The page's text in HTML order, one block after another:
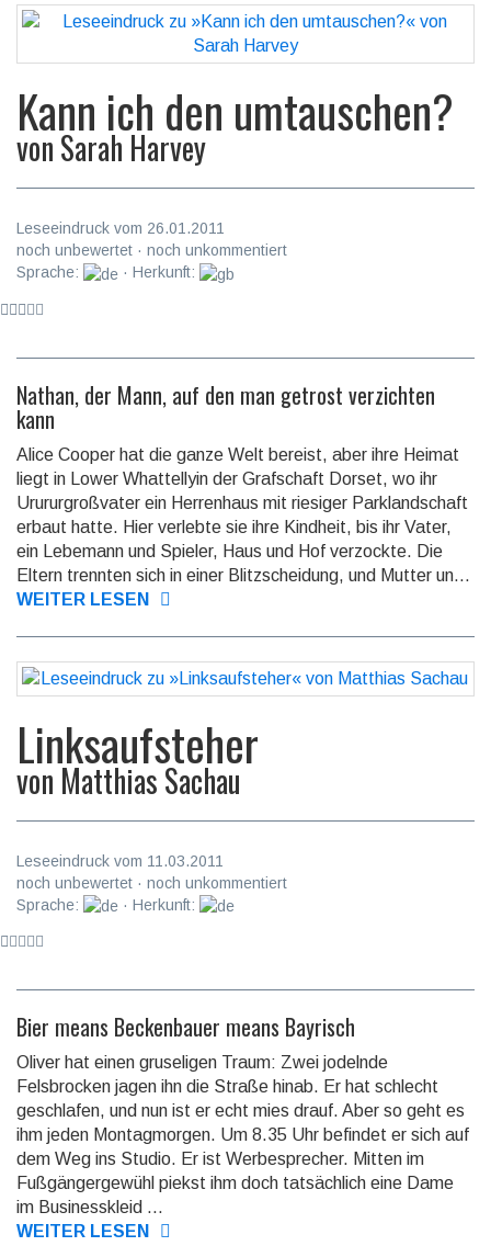
Kann ich den umtauschen?
vonSarah Harvey
Leseeindruck vom 26.01.2011
noch unbewertet · noch unkommentiert
Sprache:
· Herkunft:
Nathan, der Mann, auf den man getrost verzichten
kann
Alice Cooper hat die ganze Welt bereist, aber ihre Heimat
liegt in Lower Whattellyin der Grafschaft Dorset, wo ihr
Urururgroßvater ein Herrenhaus mit riesiger Parklandschaft
erbaut hatte. Hier verlebte sie ihre Kindheit, bis ihr Vater,
ein Lebemann und Spieler, Haus und Hof verzockte. Die
Eltern trennten sich in einer Blitzscheidung, und Mutter un...
WEITER LESEN
Linksaufsteher
von Matthias Sachau
Leseeindruck vom 11.03.2011
noch unbewertet · noch unkommentiert
Sprache:
· Herkunft:
Bier means Beckenbauer means Bayrisch
Oliver hat einen gruseligen Traum: Zwei jodelnde
Felsbrocken jagen ihn die Straße hinab. Er hat schlecht
geschlafen, und nun ist er echt mies drauf. Aber so geht es
ihm jeden Montagmorgen. Um 8.35 Uhr befindet er sich auf
dem Weg ins Studio. Er ist Werbesprecher. Mitten im
Fußgängergewühl piekst ihm doch tatsächlich eine Dame
im Businesskleid ...
WEITER LESEN